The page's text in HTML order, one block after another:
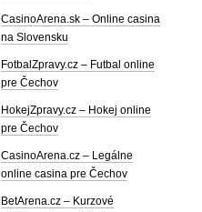
CasinoArena.sk – Online casina
na Slovensku
FotbalZpravy.cz – Futbal online
pre Čechov
HokejZpravy.cz – Hokej online
pre Čechov
CasinoArena.cz – Legálne
online casina pre Čechov
BetArena.cz – Kurzové